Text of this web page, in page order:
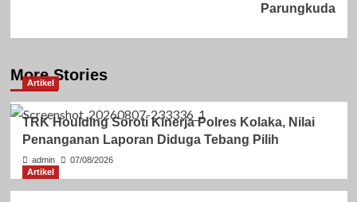
Parungkuda
More Stories
Artikel
TRK Houlding Soroti Kinerja Polres Kolaka, Nilai
Penanganan Laporan Diduga Tebang Pilih
admin
07/08/2026
Artikel